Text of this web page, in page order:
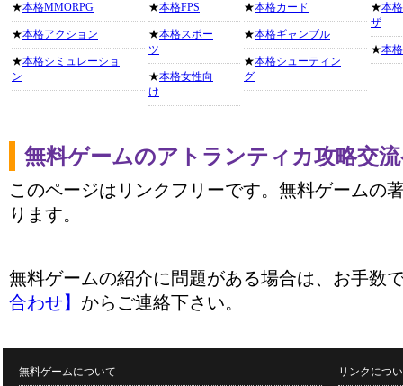
★本格MMORPG
★本格アクション
★本格シミュレーショ
ン
★本格FPS
★本格スポー
ツ
★本格女性向
け
★本格カード
★本格ギャンブル
★本格シューティン
グ
★本
ザ
★本
無料ゲームのアトランティカ攻略交
このページはリンクフリーです。無料ゲームの
ります。
無料ゲームの紹介に問題がある場合は、お手数
合わせ】 からご連絡下さい。
無料ゲームについて リンクにつ